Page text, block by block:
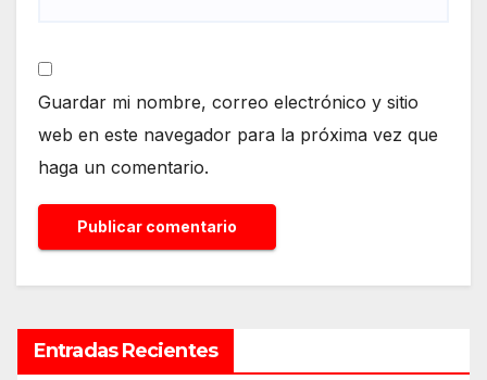
Guardar mi nombre, correo electrónico y sitio
web en este navegador para la próxima vez que
haga un comentario.
Entradas Recientes